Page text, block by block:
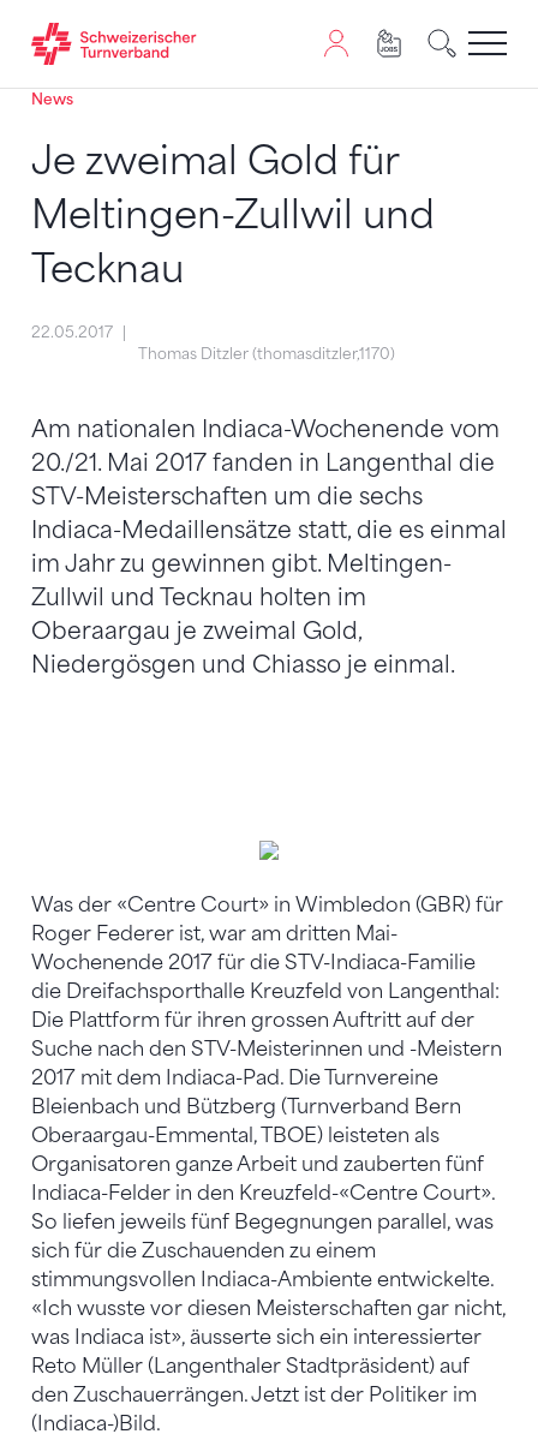
Zum Inhalt springen
Zur Sitemap navigieren
Zum Navigieren dieser Seite wird JavaScript benötigt.
News
Je zweimal Gold für
Meltingen-Zullwil und
Tecknau
22.05.2017
Thomas Ditzler (thomasditzler,1170)
Am nationalen Indiaca-Wochenende vom
20./21. Mai 2017 fanden in Langenthal die
STV-Meisterschaften um die sechs
Indiaca-Medaillensätze statt, die es einmal
im Jahr zu gewinnen gibt. Meltingen-
Zullwil und Tecknau holten im
Oberaargau je zweimal Gold,
Niedergösgen und Chiasso je einmal.
Was der «Centre Court» in Wimbledon (GBR) für
Roger Federer ist, war am dritten Mai-
Wochenende 2017 für die STV-Indiaca-Familie
die Dreifachsporthalle Kreuzfeld von Langenthal:
Die Plattform für ihren grossen Auftritt auf der
Suche nach den STV-Meisterinnen und -Meistern
2017 mit dem Indiaca-Pad. Die Turnvereine
Bleienbach und Bützberg (Turnverband Bern
Oberaargau-Emmental, TBOE) leisteten als
Organisatoren ganze Arbeit und zauberten fünf
Indiaca-Felder in den Kreuzfeld-«Centre Court».
So liefen jeweils fünf Begegnungen parallel, was
sich für die Zuschauenden zu einem
stimmungsvollen Indiaca-Ambiente entwickelte.
«Ich wusste vor diesen Meisterschaften gar nicht,
was Indiaca ist», äusserte sich ein interessierter
Reto Müller (Langenthaler Stadtpräsident) auf
den Zuschauerrängen. Jetzt ist der Politiker im
(Indiaca-)Bild.